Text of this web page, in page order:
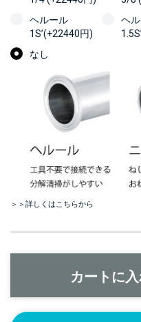
ヘルール
1S’(+22440円)
ヘ
なし
＞＞詳しくはこちらから